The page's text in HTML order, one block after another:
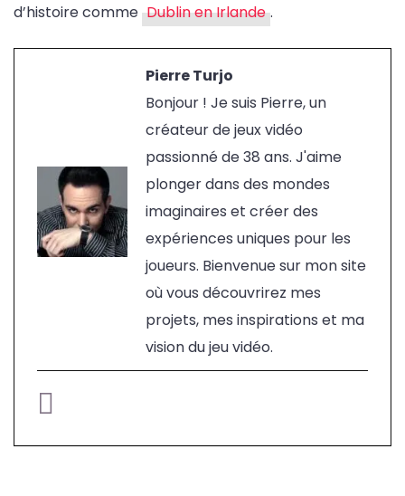
d’histoire comme Dublin en Irlande .
Pierre Turjo
Bonjour ! Je suis Pierre, un
créateur de jeux vidéo
passionné de 38 ans. J'aime
plonger dans des mondes
imaginaires et créer des
expériences uniques pour les
joueurs. Bienvenue sur mon site
où vous découvrirez mes
projets, mes inspirations et ma
vision du jeu vidéo.